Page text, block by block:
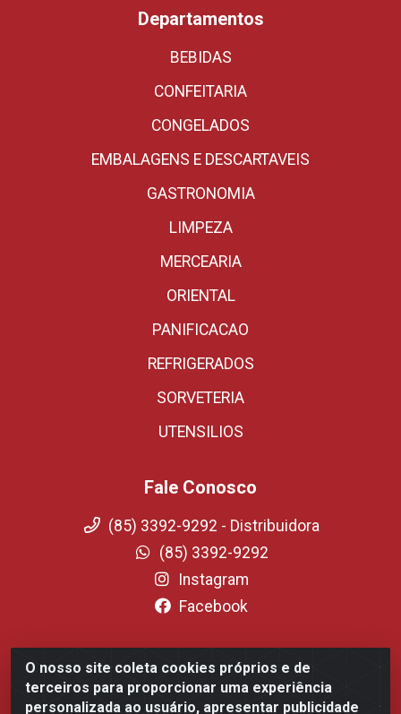
O nosso site coleta cookies próprios e de
terceiros para proporcionar uma experiência
personalizada ao usuário, apresentar publicidade
Departamentos
BEBIDAS
CONFEITARIA
CONGELADOS
EMBALAGENS E DESCARTAVEIS
GASTRONOMIA
LIMPEZA
MERCEARIA
ORIENTAL
PANIFICACAO
REFRIGERADOS
SORVETERIA
UTENSILIOS
Fale Conosco
(85) 3392-9292 - Distribuidora
(85) 3392-9292
Instagram
Facebook
Fortali Distribuidora de Alimentos LTDA - Avenida
Tomaz Coelho, 1268 - Messejana, Fortaleza/CE - CEP